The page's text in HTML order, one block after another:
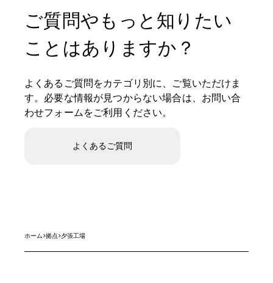
ご質問やもっと知りたい
ことはありますか？
よくあるご質問をカテゴリ別に、ご覧いただけま
す。必要な情報が見つからない場合は、お問い合
わせフォームをご利用ください。
よくあるご質問
ホーム>拠点>夕張工場